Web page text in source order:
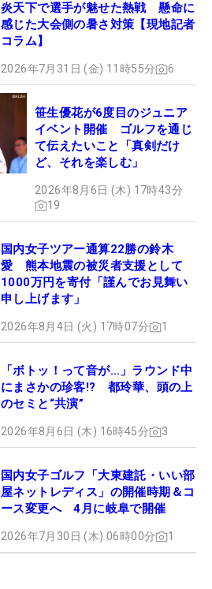
炎天下で選手が魅せた熱戦 懸命に
感じた大会側の暑さ対策【現地記者
コラム】
2026年7月31日 (金) 11時55分 6
笹生優花が6度目のジュニア
イベント開催 ゴルフを通じ
て伝えたいこと「真剣だけ
ど、それを楽しむ」
2026年8月6日 (木) 17時43分
19
国内女子ツアー通算22勝の鈴木
愛 熊本地震の被災者支援として
1000万円を寄付「謹んでお見舞い
申し上げます」
2026年8月4日 (火) 17時07分 1
「ボトッ！って音が…」ラウンド中
にまさかの珍客!? 都玲華、頭の上
のセミと“共演”
2026年8月6日 (木) 16時45分 3
国内女子ゴルフ「大東建託・いい部
屋ネットレディス」の開催時期＆コ
ース変更へ 4月に岐阜で開催
2026年7月30日 (木) 06時00分 1